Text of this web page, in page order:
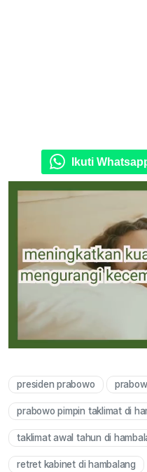
Ikuti
presiden prabowo
prabowo pimpin taklimat di
taklimat awal tahun di
retret kabinet di hambalang